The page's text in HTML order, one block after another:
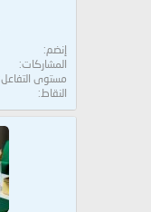
إنضم
المشاركات
مستوى التفاعل
النقاط